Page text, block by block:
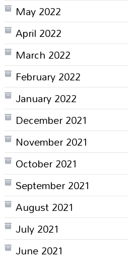
May 2022
April 2022
March 2022
February 2022
January 2022
December 2021
November 2021
October 2021
September 2021
August 2021
July 2021
June 2021